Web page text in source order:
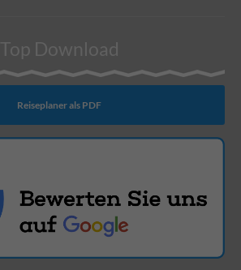
Top Download
Reiseplaner als PDF